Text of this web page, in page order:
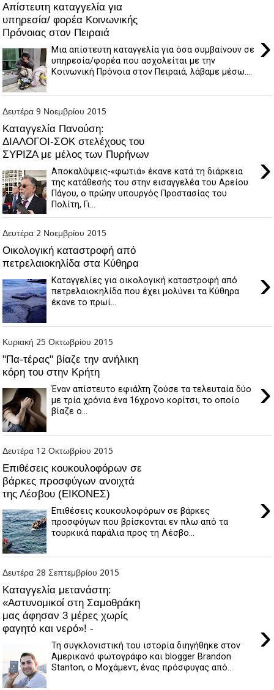
Απίστευτη καταγγελία για
υπηρεσία/ φορέα Κοινωνικής
Πρόνοιας στον Πειραιά
›
Μια απίστευτη καταγγελία για όσα συμβαίνουν σε
υπηρεσία/φορέα που ασχολείται με την
Κοινωνική Πρόνοια στον Πειραιά, λάβαμε μέσω....
Δευτέρα 9 Νοεμβρίου 2015
Καταγγελία Πανούση:
ΔΙΑΛΟΓΟΙ-ΣΟΚ στελέχους του
ΣΥΡΙΖΑ με μέλος των Πυρήνων
›
Aποκαλύψεις-«φωτιά» έκανε κατά τη διάρκεια
της κατάθεσής του στην εισαγγελέα του Αρείου
Πάγου, ο πρώην υπουργός Προστασίας του
Πολίτη, Γι...
Δευτέρα 2 Νοεμβρίου 2015
Οικολογική καταστροφή από
πετρελαιοκηλίδα στα Κύθηρα
›
Καταγγελίες για οικολογική καταστροφή από
πετρελαιοκηλίδα που έχει μολύνει τα Κύθηρα
έκανε το πρωί...
Κυριακή 25 Οκτωβρίου 2015
"Πα-τέρας" βίαζε την ανήλικη
κόρη του στην Κρήτη
›
Έναν απίστευτο εφιάλτη ζούσε τα τελευταία δύο
με τρία χρόνια ένα 16χρονο κορίτσι, το οποίο
βίαζε ο...
Δευτέρα 12 Οκτωβρίου 2015
Eπιθέσεις κουκουλοφόρων σε
βάρκες προσφύγων ανοιχτά
της Λέσβου (ΕΙΚΟΝΕΣ)
›
Επιθέσεις κουκουλοφόρων σε βάρκες
προσφύγων που βρίσκονται εν πλω από τα
τουρκικά παράλια προς τη Λέσβο...
Δευτέρα 28 Σεπτεμβρίου 2015
Καταγγελία μετανάστη:
«Αστυνομικοί στη Σαμοθράκη
μας άφησαν 3 μέρες χωρίς
φαγητό και νερό»! -
›
Τη συγκλονιστική του ιστορία διηγήθηκε στον
Αμερικανό φωτογράφο και blogger Brandon
Stanton, ο Μοχάμεντ, ένας πρόσφυγας από...